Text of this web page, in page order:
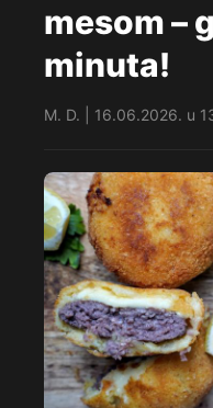
mesom –
minuta!
M. D. | 16.06.2026. u